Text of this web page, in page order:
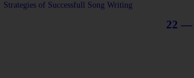
22 —
Strategies of Successfull Song Writing